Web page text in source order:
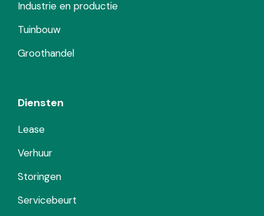
Industrie en productie
Tuinbouw
Groothandel
Diensten
Lease
Verhuur
Storingen
Servicebeurt